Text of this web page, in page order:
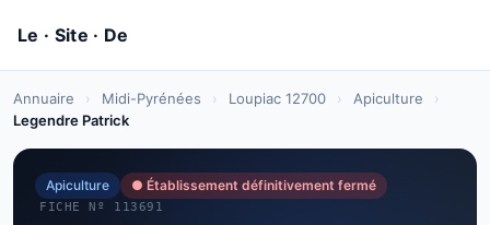
Annuaire › Midi-Pyrénées › Loupiac 12700 › Apiculture
›
Legendre Patrick
Apiculture ● Établissement définitivement fermé
FICHE Nº 113691